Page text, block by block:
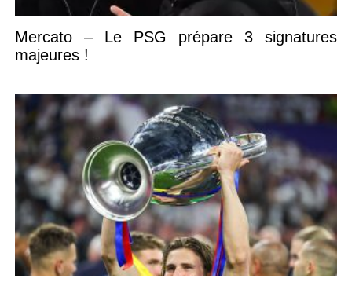
Mercato – Le PSG prépare 3 signatures
majeures !